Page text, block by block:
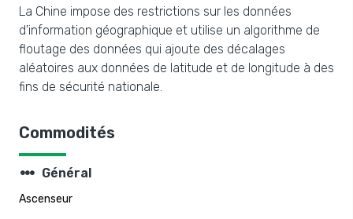
La Chine impose des restrictions sur les données
d'information géographique et utilise un algorithme de
floutage des données qui ajoute des décalages
aléatoires aux données de latitude et de longitude à des
fins de sécurité nationale.
Commodités
steppers Général
Ascenseur